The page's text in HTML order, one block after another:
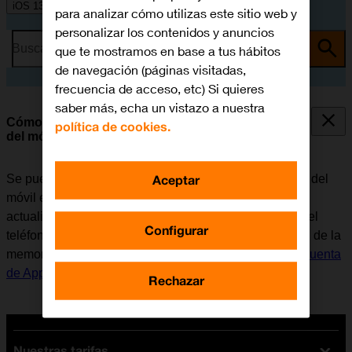
iOS 13.1
Busca por problema o tema
Cómo hacer una copia de seguridad de la memoria
del móvil en iCloud
Se puede hacer una copia de seguridad del contenido del
móvil en iCloud para que no se pierda, por ejemplo, al
actualizar el software del móvil o en caso de pérdida del
teléfono. Antes de poder hacer una copia de seguridad de la
memoria del móvil en iCloud, es necesario
activar la Cuenta
de Apple en el móvil
conectarse a una red Wi-Fi
para analizar cómo utilizas este sitio web y
personalizar los contenidos y anuncios
que te mostramos en base a tus hábitos
de navegación (páginas visitadas,
frecuencia de acceso, etc) Si quieres
saber más, echa un vistazo a nuestra
política de cookies.
Configurar
Rechazar
Aceptar